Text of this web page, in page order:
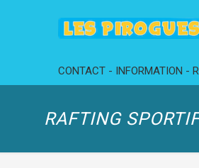
CONTACT - INFORMATION -
RAFTING